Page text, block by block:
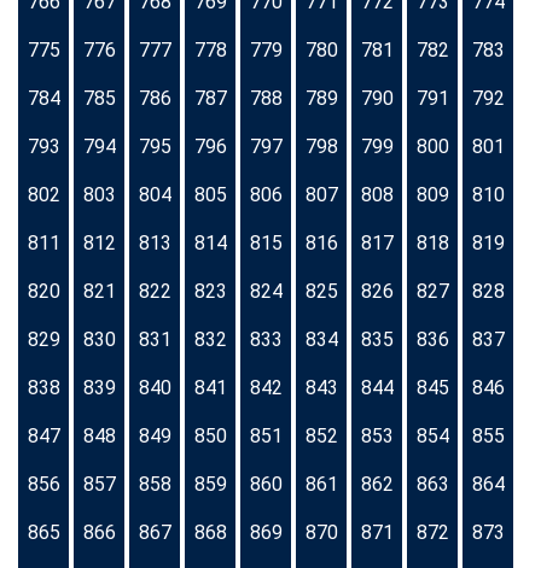
775 776 777 778 779 780 781 782 783
784 785 786 787 788 789 790 791 792
793 794 795 796 797 798 799 800 801
802 803 804 805 806 807 808 809 810
811 812 813 814 815 816 817 818 819
820 821 822 823 824 825 826 827 828
829 830 831 832 833 834 835 836 837
838 839 840 841 842 843 844 845 846
847 848 849 850 851 852 853 854 855
856 857 858 859 860 861 862 863 864
865 866 867 868 869 870 871 872 873